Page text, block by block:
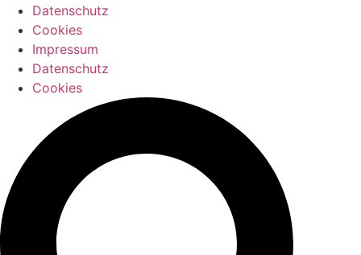
Datenschutz
Cookies
Impressum
Datenschutz
Cookies